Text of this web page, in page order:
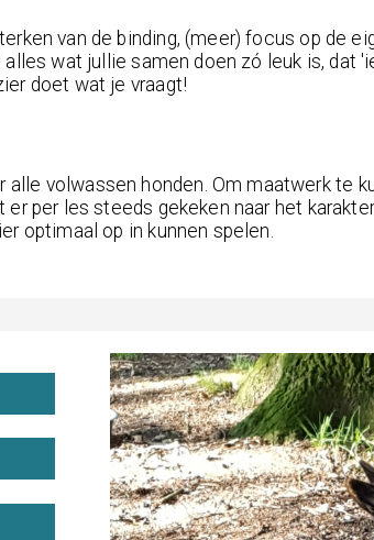
van de binding, (meer) focus op de
wat jullie samen doen zó leuk is, dat
doet wat je vraagt!
volwassen honden. Om maatwerk te
per les steeds gekeken naar het
optimaal op in kunnen spelen.